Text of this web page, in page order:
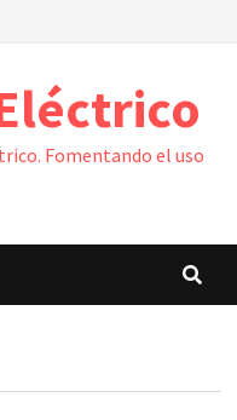
Fomentando el uso